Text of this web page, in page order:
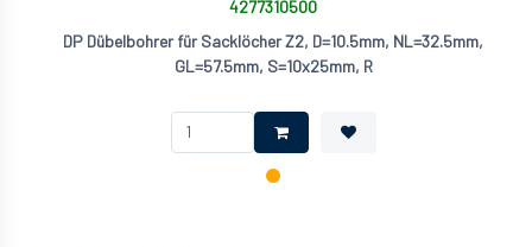
4277310500
DP Dübelbohrer für Sacklöcher Z2, D=10.5mm, NL=32.5mm,
GL=57.5mm, S=10x25mm, R